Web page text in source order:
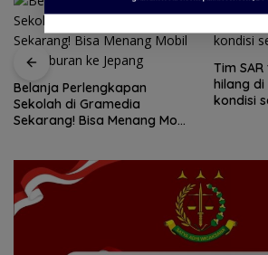
Tim SAR temukan nenek
hilang di hutan Lingga dalam
kondisi selamat
Tim
nenek
Lingga